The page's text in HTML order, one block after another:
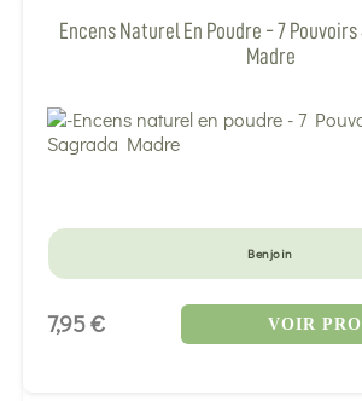
Encens Naturel En Poudre - 7
Madre
Benjoin
7,95 € VOIR